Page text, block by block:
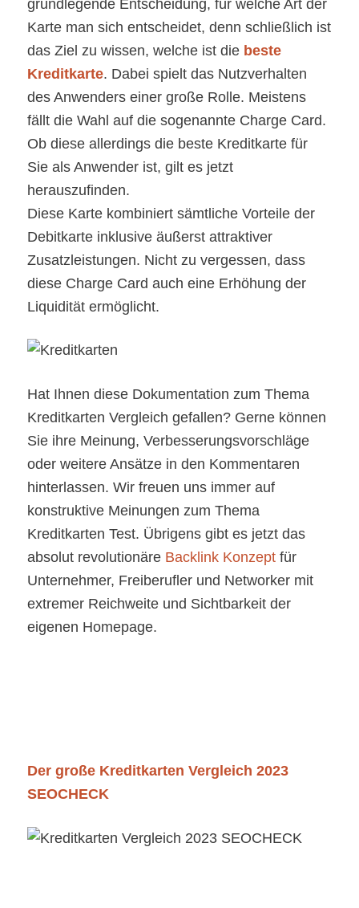
grundlegende Entscheidung, für welche Art der
Karte man sich entscheidet, denn schließlich ist
das Ziel zu wissen, welche ist die beste
Kreditkarte. Dabei spielt das Nutzverhalten
des Anwenders einer große Rolle. Meistens
fällt die Wahl auf die sogenannte Charge Card.
Ob diese allerdings die beste Kreditkarte für
Sie als Anwender ist, gilt es jetzt
herauszufinden.
Diese Karte kombiniert sämtliche Vorteile der
Debitkarte inklusive äußerst attraktiver
Zusatzleistungen. Nicht zu vergessen, dass
diese Charge Card auch eine Erhöhung der
Liquidität ermöglicht.
Hat Ihnen diese Dokumentation zum Thema
Kreditkarten Vergleich gefallen? Gerne können
Sie ihre Meinung, Verbesserungsvorschläge
oder weitere Ansätze in den Kommentaren
hinterlassen. Wir freuen uns immer auf
konstruktive Meinungen zum Thema
Kreditkarten Test. Übrigens gibt es jetzt das
absolut revolutionäre Backlink Konzeptfür
Unternehmer, Freiberufler und Networker mit
extremer Reichweite und Sichtbarkeit der
eigenen Homepage.
Der große Kreditkarten Vergleich 2023
SEOCHECK